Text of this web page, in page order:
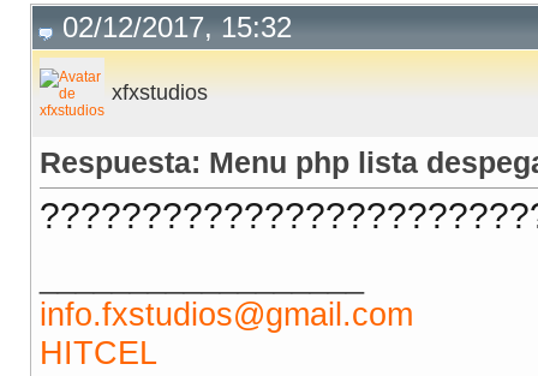
02/12/2017, 15:32
xfxstudios
Respuesta: Menu php lista
info.fxstudios@gmail.com
HITCEL